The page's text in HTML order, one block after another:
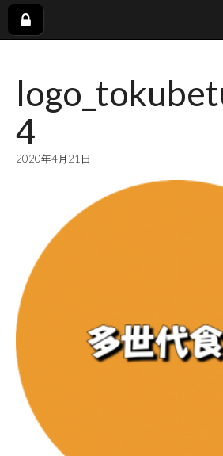
会
福
法
人
蓬
莱
会
4
2020年4月21日